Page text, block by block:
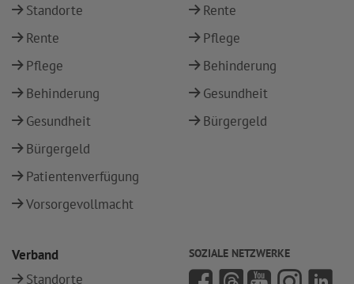
Standorte
Rente
Pflege
Behinderung
Gesundheit
Bürgergeld
Patientenverfügung
Vorsorgevollmacht
Rente
Pflege
Behinderung
Gesundheit
Bürgergeld
Verband
Standorte
SOZIALE NETZWERKE